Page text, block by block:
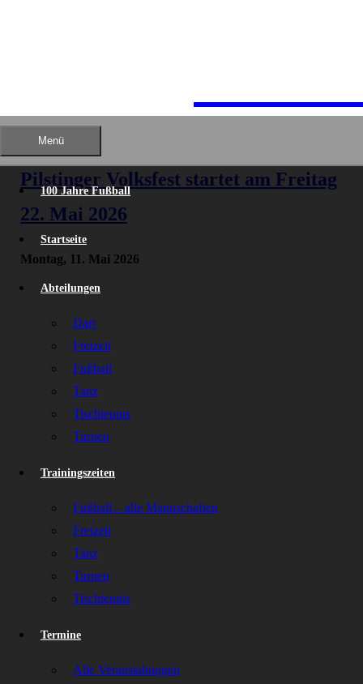
Menü
100 Jahre Fußball
Startseite
Abteilungen
Dart
Freizeit
Fußball
Tanz
Tischtennis
Turnen
Trainingszeiten
Fußball – alle Mannschaften
Freizeit
Tanz
Turnen
Tischtennis
Termine
Alle Veranstaltungen
Pilstinger Volksfest startet am Freitag
22. Mai 2026
Montag, 11. Mai 2026